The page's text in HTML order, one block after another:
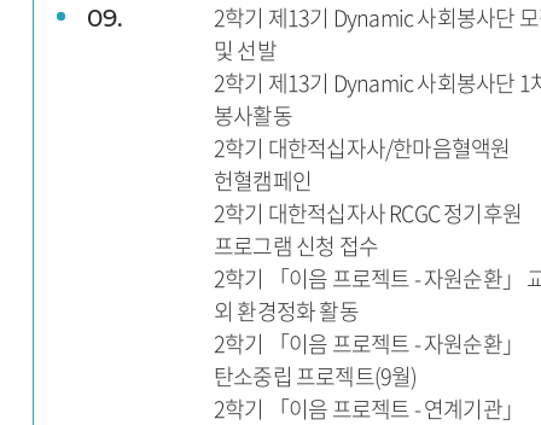
09.
2학기 제13기 Dynamic 사회봉사단
및 선발
2학기 제13기 Dynamic 사회봉사단 1
봉사활동
2학기 대한적십자사/한마음혈액원
헌혈캠페인
2학기 대한적십자사 RCGC 정기후원
프로그램 신청 접수
2학기 「이음 프로젝트 - 자원순환」
외 환경정화 활동
2학기 「이음 프로젝트 - 자원순환」
탄소중립 프로젝트(9월)
2학기 「이음 프로젝트 - 연계기관」